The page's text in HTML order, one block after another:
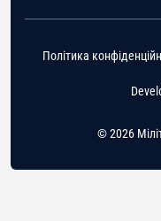
© 2026
Політика